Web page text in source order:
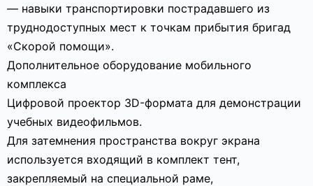
— навыки транспортировки пострадавшего из
труднодоступных мест к точкам прибытия бригад
«Скорой помощи».
Дополнительное оборудование мобильного
комплекса
Цифровой проектор 3D-формата для демонстрации
учебных видеофильмов.
Для затемнения пространства вокруг экрана
используется входящий в комплект тент,
закрепляемый на специальной раме,